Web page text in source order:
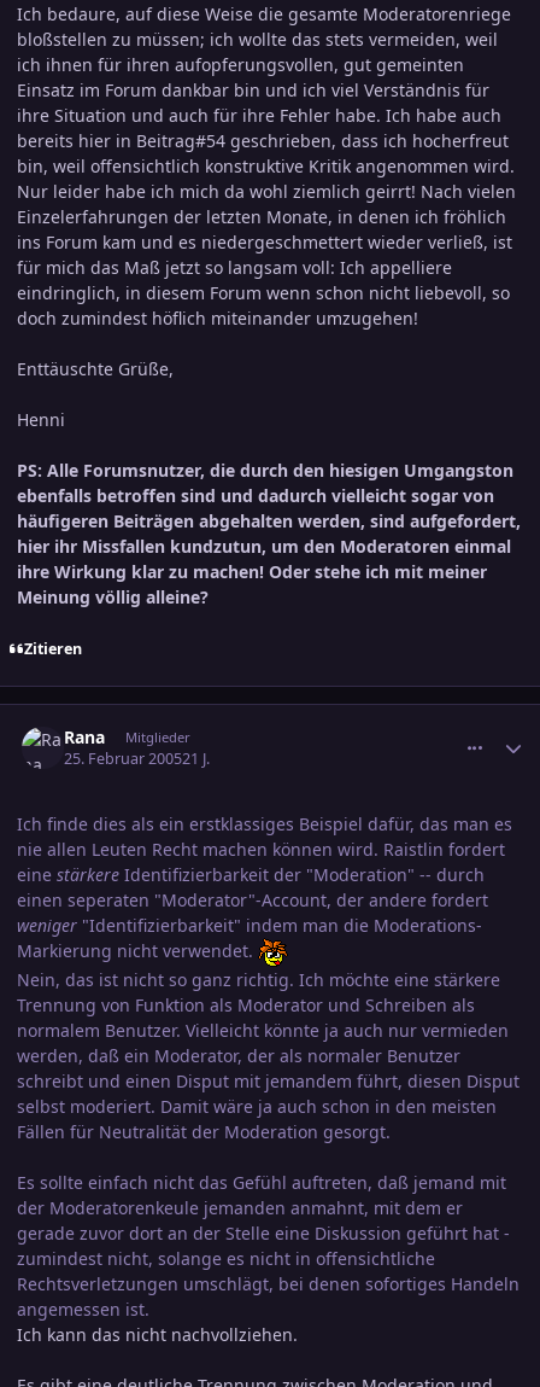
Ich bedaure, auf diese Weise die gesamte Moderatorenriege
bloßstellen zu müssen; ich wollte das stets vermeiden, weil
ich ihnen für ihren aufopferungsvollen, gut gemeinten
Einsatz im Forum dankbar bin und ich viel Verständnis für
ihre Situation und auch für ihre Fehler habe. Ich habe auch
bereits hier in Beitrag#54 geschrieben, dass ich hocherfreut
bin, weil offensichtlich konstruktive Kritik angenommen wird.
Nur leider habe ich mich da wohl ziemlich geirrt! Nach vielen
Einzelerfahrungen der letzten Monate, in denen ich fröhlich
ins Forum kam und es niedergeschmettert wieder verließ, ist
für mich das Maß jetzt so langsam voll: Ich appelliere
eindringlich, in diesem Forum wenn schon nicht liebevoll, so
doch zumindest höflich miteinander umzugehen!
Enttäuschte Grüße,
Henni
PS: Alle Forumsnutzer, die durch den hiesigen Umgangston
ebenfalls betroffen sind und dadurch vielleicht sogar von
häufigeren Beiträgen abgehalten werden, sind aufgefordert,
hier ihr Missfallen kundzutun, um den Moderatoren einmal
ihre Wirkung klar zu machen! Oder stehe ich mit meiner
Meinung völlig alleine?
Zitieren
Rana Mitglieder
25. Februar 200521 J.
Ich finde dies als ein erstklassiges Beispiel dafür, das man es
nie allen Leuten Recht machen können wird. Raistlin fordert
eine stärkere Identifizierbarkeit der "Moderation" -- durch
einen seperaten "Moderator"-Account, der andere fordert
weniger "Identifizierbarkeit" indem man die Moderations-
Markierung nicht verwendet.
Nein, das ist nicht so ganz richtig. Ich möchte eine stärkere
Trennung von Funktion als Moderator und Schreiben als
normalem Benutzer. Vielleicht könnte ja auch nur vermieden
werden, daß ein Moderator, der als normaler Benutzer
schreibt und einen Disput mit jemandem führt, diesen Disput
selbst moderiert. Damit wäre ja auch schon in den meisten
Fällen für Neutralität der Moderation gesorgt.
Es sollte einfach nicht das Gefühl auftreten, daß jemand mit
der Moderatorenkeule jemanden anmahnt, mit dem er
gerade zuvor dort an der Stelle eine Diskussion geführt hat -
zumindest nicht, solange es nicht in offensichtliche
Rechtsverletzungen umschlägt, bei denen sofortiges Handeln
angemessen ist.
Ich kann das nicht nachvollziehen.